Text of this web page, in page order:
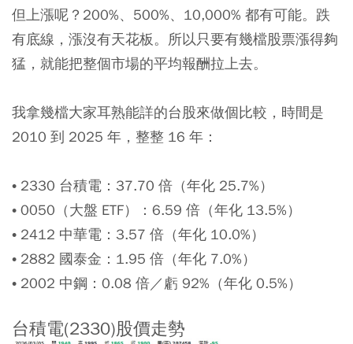
但上漲呢？200%、500%、10,000% 都有可能。跌
有底線，漲沒有天花板。所以只要有幾檔股票漲得夠
猛，就能把整個市場的平均報酬拉上去。
我拿幾檔大家耳熟能詳的台股來做個比較，時間是
2010 到 2025 年，整整 16 年：
• 2330 台積電 ：37.70 倍（年化 25.7%）
• 0050 （大盤 ETF）：6.59 倍（年化 13.5%）
• 2412 中華電：3.57 倍（年化 10.0%）
• 2882 國泰金：1.95 倍（年化 7.0%）
• 2002 中鋼：0.08 倍／虧 92%（年化 0.5%）
台積電(2330)股價走勢